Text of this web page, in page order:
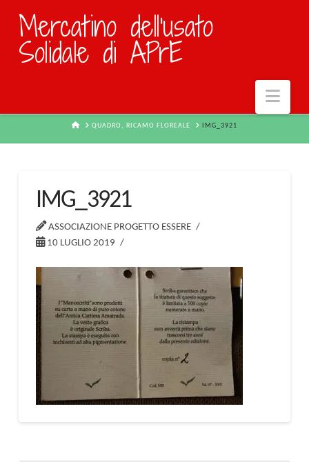
Mercatino dell'usato
Solidale di APrE
HOMEQUADRO, RICAMO FLOREALE IMG_3921
IMG_3921
ASSOCIAZIONE PROGETTO ESSERE
10 LUGLIO 2019